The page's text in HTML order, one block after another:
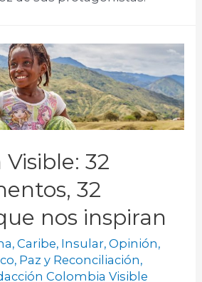
32
32
nos inspiran
,Caribe, Insular,Opinión,
, Paz y Reconciliación,
Colombia Visible